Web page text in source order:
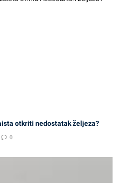
otkriti nedostatak željeza?
0